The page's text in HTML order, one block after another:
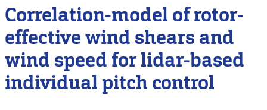
English.
Head
to
our
English
main
Correlation-model of rotor-
effective wind shears and
wind speed for lidar-based
individual pitch control